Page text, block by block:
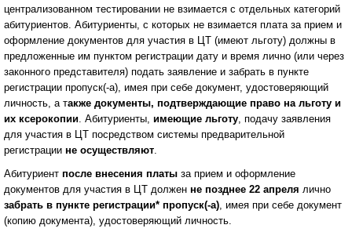
централизованном тестировании не взимается с отдельных категорий
абитуриентов. Абитуриенты, с которых не взимается плата за прием и
оформление документов для участия в ЦТ (имеют льготу) должны в
предложенные им пунктом регистрации дату и время лично (или через
законного представителя) подать заявление и забрать в пункте
регистрации пропуск(-а), имея при себе документ, удостоверяющий
личность, а также документы, подтверждающие право на льготу и
их ксерокопии . Абитуриенты, имеющие льготу , подачу заявления
для участия в ЦТ посредством системы предварительной
регистрации не осуществляют
Абитуриент после внесения платы за прием и оформление
документов для участия в ЦТ должен не позднее 22 апреля лично
забрать в пункте регистрации* пропуск(-а) , имея при себе документ
(копию документа), удостоверяющий личность.